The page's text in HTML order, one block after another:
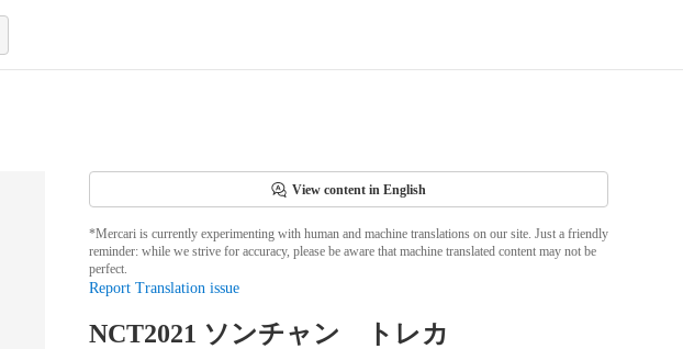
View content in English
*Mercari is currently experimenting with human and machine translations on our site. Just a friendly
reminder: while we strive for accuracy, please be aware that machine translated content may not be
perfect.
Report Translation issue
NCT2021 ソンチャン トレカ